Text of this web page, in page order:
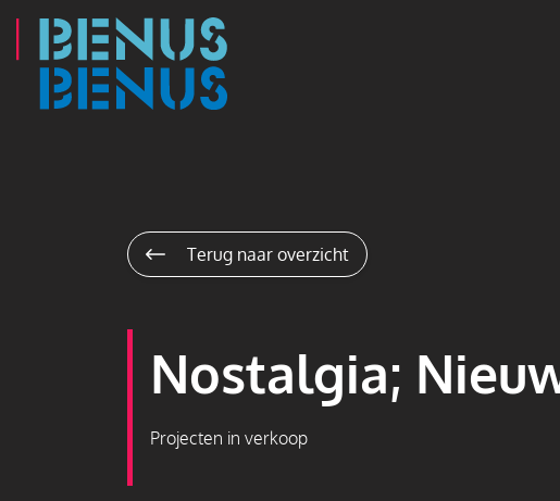
overslaan
Terug naar overzicht
Nostalgia;
Projecten in verkoop